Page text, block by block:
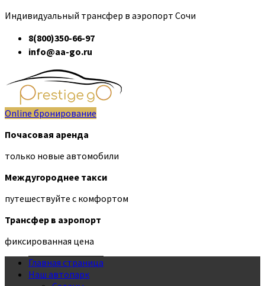
Индивидуальный трансфер в аэропорт Сочи
8(800)350-66-97
info@aa-go.ru
Online бронирование
Почасовая аренда
только новые автомобили
Междугороднее такси
путешествуйте с комфортом
Трансфер в аэропорт
фиксированная цена
Главная страница
Наш автопарк